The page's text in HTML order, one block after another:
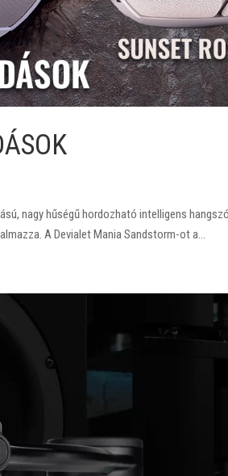
nagy hűségű hordozható intelligens
A Devialet Mania Sandstorm-ot a...